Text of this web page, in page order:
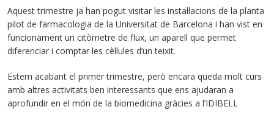
Aquest trimestre ja han pogut visitar les instal·lacions de la planta
pilot de farmacologia de la Universitat de Barcelona i han vist en
funcionament un citòmetre de flux, un aparell que permet
diferenciar i comptar les cèl·lules d’un teixit.
Estem acabant el primer trimestre, però encara queda molt curs
amb altres activitats ben interessants que ens ajudaran a
aprofundir en el món de la biomedicina gràcies a l’IDIBELL